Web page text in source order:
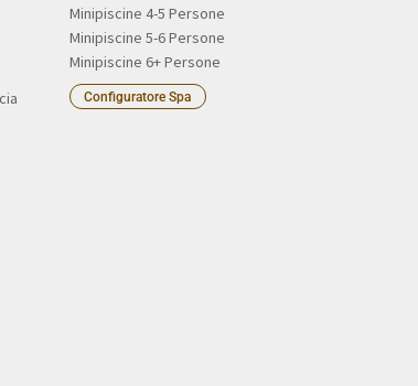
Minipiscine 4-5 Persone
Minipiscine 5-6 Persone
Minipiscine 6+ Persone
Configuratore Spa